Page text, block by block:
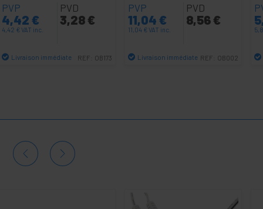
PVP
4,42 €
4,42 €VAT inc.
PVD
3,28 €
Livraison immédiate REF: OB173
PVP
11,04 €
11,04 €VAT inc.
PVD
8,56 €
Livraison immédiate REF: OB002